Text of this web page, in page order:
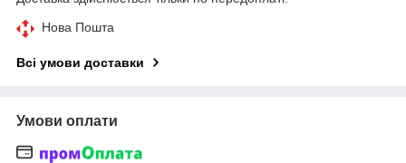
Нова Пошта
Всі умови доставки
Умови оплати